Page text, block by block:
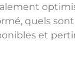
quels
et